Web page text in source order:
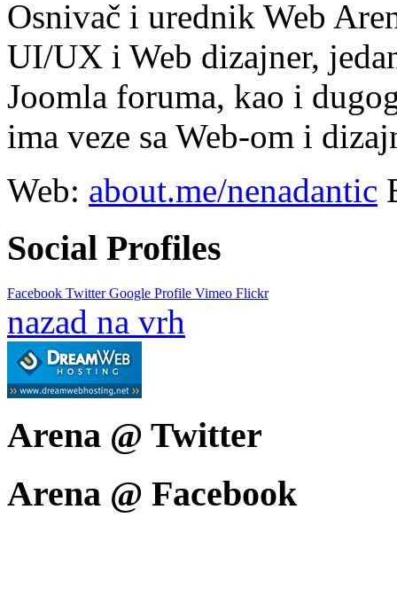
Osnivač i urednik Web
UI/UX i Web dizajner,
Joomla foruma, kao i
ima veze sa Web-om i
Web: about.me/nenadantic
Social Profiles
Facebook Twitter Google Profile Vimeo Flickr
nazad na vrh
Arena @ Twitter
Arena @ Facebook